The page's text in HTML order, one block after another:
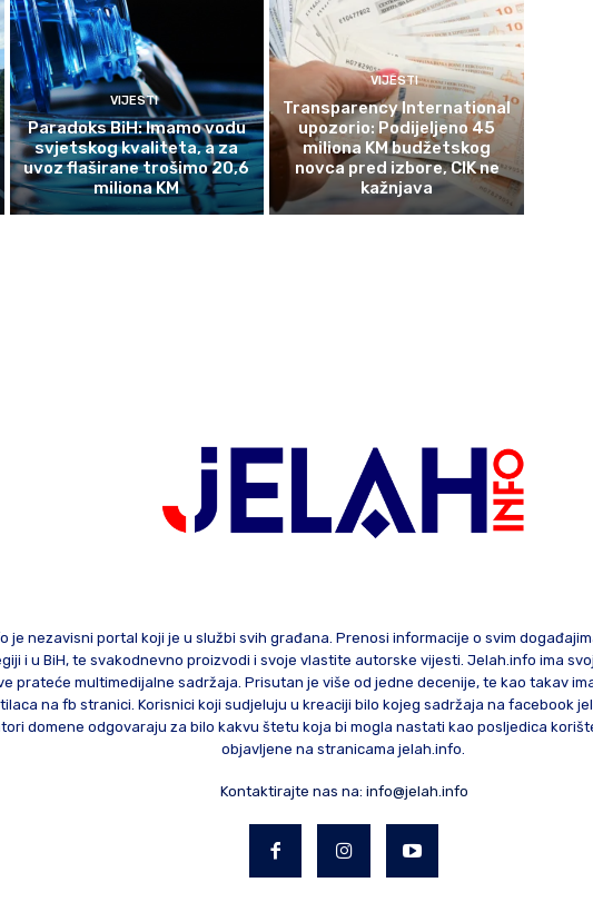
VIJESTI
Paradoks BiH: Imamo vodu
svjetskog kvaliteta, a za
uvoz flaširane trošimo 20,6
miliona KM
VIJESTI
Transparency International
upozorio: Podijeljeno 45
miliona KM budžetskog
novca pred izbore, CIK ne
kažnjava
je nezavisni portal koji je u službi svih građana. Prenosi informacije o svim
i u BiH, te svakodnevno proizvodi i svoje vlastite autorske vijesti. Jelah.info ima
prateće multimedijalne sadržaja. Prisutan je više od jedne decenije, te kao takav
na fb stranici. Korisnici koji sudjeluju u kreaciji bilo kojeg sadržaja na facebook
domene odgovaraju za bilo kakvu štetu koja bi mogla nastati kao posljedica
objavljene na stranicama jelah.info.
Kontaktirajte nas na: info@jelah.info